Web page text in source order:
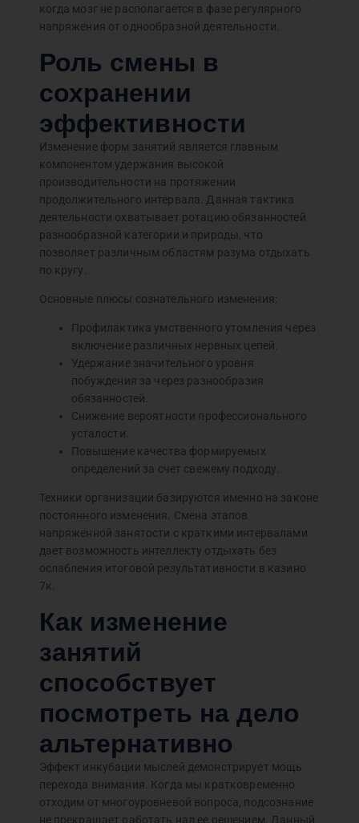
когда мозг не располагается в фазе регулярного
напряжения от однообразной деятельности.
Роль смены в
сохранении
эффективности
Изменение форм занятий является главным
компонентом удержания высокой
производительности на протяжении
продолжительного интервала. Данная тактика
деятельности охватывает ротацию обязанностей
разнообразной категории и природы, что
позволяет различным областям разума отдыхать
по кругу.
Основные плюсы сознательного изменения:
Профилактика умственного утомления через
включение различных нервных цепей.
Удержание значительного уровня
побуждения за через разнообразия
обязанностей.
Снижение вероятности профессионального
усталости.
Повышение качества формируемых
определений за счет свежему подходу.
Техники организации базируются именно на законе
постоянного изменения. Смена этапов
напряженной занятости с краткими интервалами
дает возможность интеллекту отдыхать без
ослабления итоговой результативности в казино
7к.
Как изменение
занятий
способствует
посмотреть на дело
альтернативно
Эффект инкубации мыслей демонстрирует мощь
перехода внимания. Когда мы кратковременно
отходим от многоуровневой вопроса, подсознание
не прекращает работать над ее решением. Данный